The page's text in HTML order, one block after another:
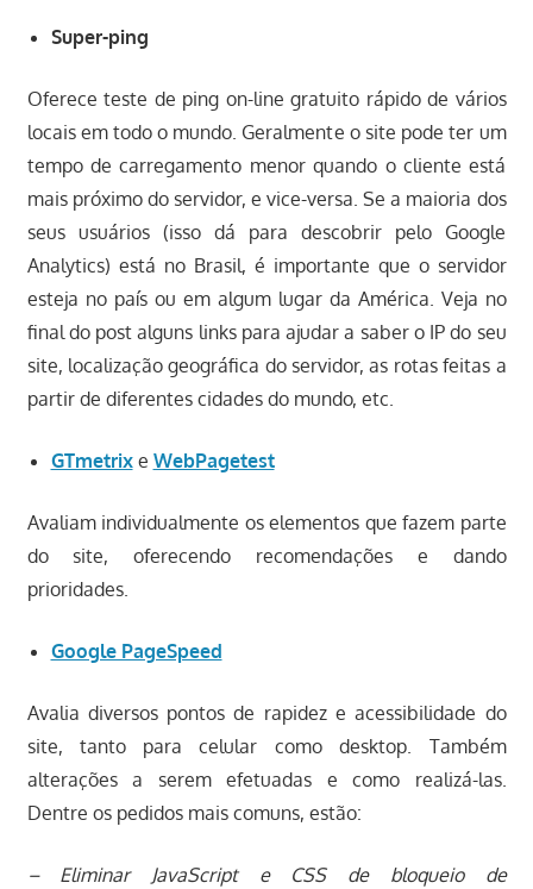
Super-ping
Oferece teste de ping on-line gratuito rápido de vários
locais em todo o mundo. Geralmente o site pode ter um
tempo de carregamento menor quando o cliente está
mais próximo do servidor, e vice-versa. Se a maioria dos
seus usuários (isso dá para descobrir pelo Google
Analytics) está no Brasil, é importante que o servidor
esteja no país ou em algum lugar da América. Veja no
final do post alguns links para ajudar a saber o IP do seu
site, localização geográfica do servidor, as rotas feitas a
partir de diferentes cidades do mundo, etc.
GTmetrixe WebPagetest
Avaliam individualmente os elementos que fazem parte
do site, oferecendo recomendações e dando
prioridades.
Google PageSpeed
Avalia diversos pontos de rapidez e acessibilidade do
site, tanto para celular como desktop. Também
alterações a serem efetuadas e como realizá-las.
Dentre os pedidos mais comuns, estão:
– Eliminar JavaScript e CSS de bloqueio de